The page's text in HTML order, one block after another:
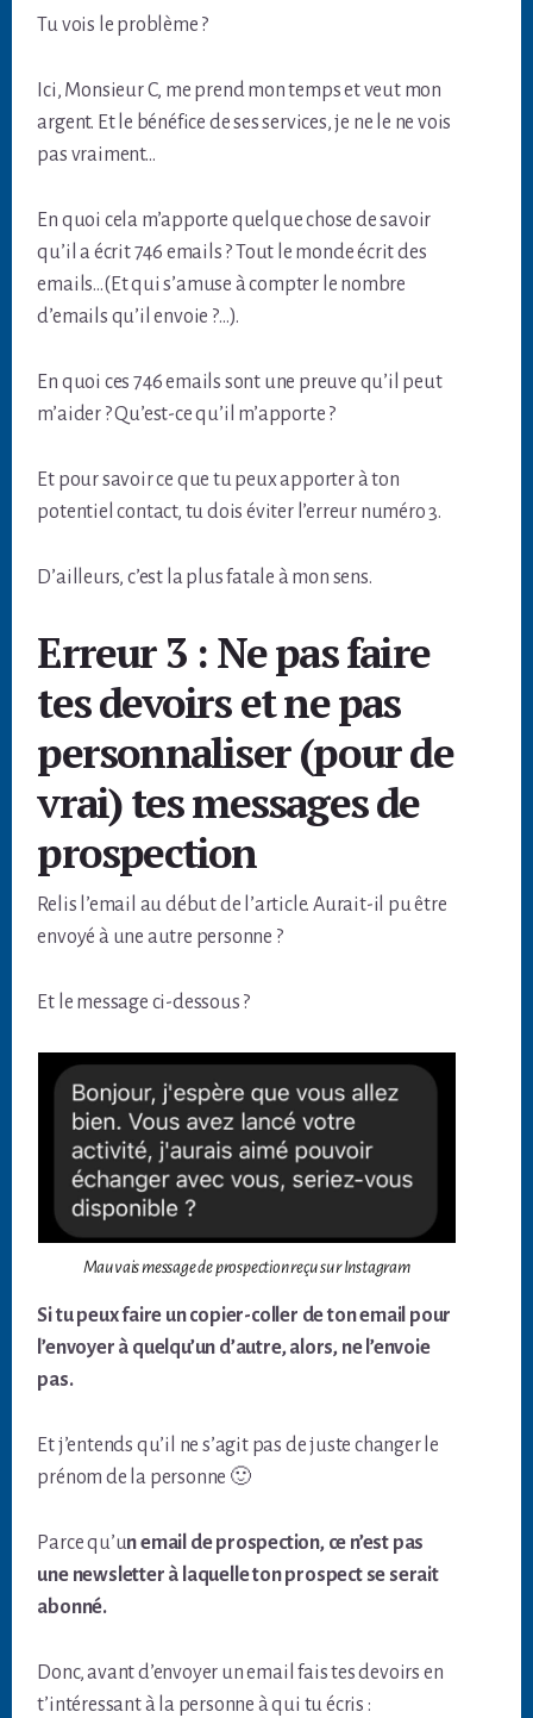
Tu vois le problème ?
Ici, Monsieur C, me prend mon temps et veut mon
argent. Et le bénéfice de ses services, je ne le ne vois
pas vraiment…
En quoi cela m’apporte quelque chose de savoir
qu’il a écrit 746 emails ? Tout le monde écrit des
emails…(Et qui s’amuse à compter le nombre
d’emails qu’il envoie ?…).
En quoi ces 746 emails sont une preuve qu’il peut
m’aider ? Qu’est-ce qu’il m’apporte ?
Et pour savoir ce que tu peux apporter à ton
potentiel contact, tu dois éviter l’erreur numéro 3.
D’ailleurs, c’est la plus fatale à mon sens.
Erreur 3 : Ne pas faire
tes devoirs et ne pas
personnaliser (pour de
vrai) tes messages de
prospection
Relis l’email au début de l’article. Aurait-il pu être
envoyé à une autre personne ?
Et le message ci-dessous ?
Mauvais message de prospection reçu sur Instagram
Si tu peux faire un copier-coller de ton email pour
l’envoyer à quelqu’un d’autre, alors, ne l’envoie
pas.
Et j’entends qu’il ne s’agit pas de juste changer le
prénom de la personne 🙂
Parce qu’un email de prospection, ce n’est pas
une newsletter à laquelle ton prospect se serait
abonné.
Donc, avant d’envoyer un email fais tes devoirs en
t’intéressant à la personne à qui tu écris :